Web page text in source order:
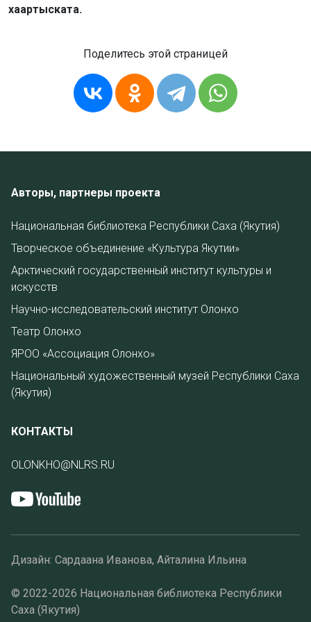
хаартыската.
Поделитесь этой страницей
Авторы, партнеры проекта
Национальная библиотека Республики Саха (Якутия)
Творческое объединение «Культура Якутии»
Арктический государственный институт культуры и
искусств
Научно-исследовательский институт Олонхо
Театр Олонхо
ЯРОО «Ассоциация Олонхо»
Национальный художественный музей Республики Саха
(Якутия)
КОНТАКТЫ
OLONKHO@NLRS.RU
Дизайн: Сардаана Иванова, Айталина Ильина
© 2022-2026 Национальная библиотека Республики
Саха (Якутия)